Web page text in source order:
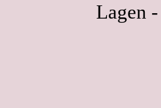
Lagen